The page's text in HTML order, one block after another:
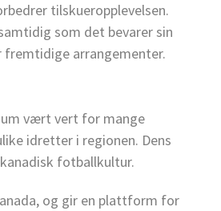
tilskueropplevelsen.
som det bevarer sin
arrangementer.
vært vert for mange
idretter i regionen. Dens
fotballkultur.
og gir en plattform for